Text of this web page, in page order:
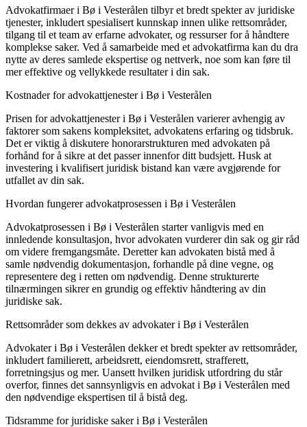
Advokatfirmaer i Bø i Vesterålen tilbyr et bredt spekter av juridiske
tjenester, inkludert spesialisert kunnskap innen ulike rettsområder,
tilgang til et team av erfarne advokater, og ressurser for å håndtere
komplekse saker. Ved å samarbeide med et advokatfirma kan du dra
nytte av deres samlede ekspertise og nettverk, noe som kan føre til
mer effektive og vellykkede resultater i din sak.
Kostnader for advokattjenester i Bø i Vesterålen
Prisen for advokattjenester i Bø i Vesterålen varierer avhengig av
faktorer som sakens kompleksitet, advokatens erfaring og tidsbruk.
Det er viktig å diskutere honorarstrukturen med advokaten på
forhånd for å sikre at det passer innenfor ditt budsjett. Husk at
investering i kvalifisert juridisk bistand kan være avgjørende for
utfallet av din sak.
Hvordan fungerer advokatprosessen i Bø i Vesterålen
Advokatprosessen i Bø i Vesterålen starter vanligvis med en
innledende konsultasjon, hvor advokaten vurderer din sak og gir råd
om videre fremgangsmåte. Deretter kan advokaten bistå med å
samle nødvendig dokumentasjon, forhandle på dine vegne, og
representere deg i retten om nødvendig. Denne strukturerte
tilnærmingen sikrer en grundig og effektiv håndtering av din
juridiske sak.
Rettsområder som dekkes av advokater i Bø i Vesterålen
Advokater i Bø i Vesterålen dekker et bredt spekter av rettsområder,
inkludert familierett, arbeidsrett, eiendomsrett, strafferett,
forretningsjus og mer. Uansett hvilken juridisk utfordring du står
overfor, finnes det sannsynligvis en advokat i Bø i Vesterålen med
den nødvendige ekspertisen til å bistå deg.
Tidsramme for juridiske saker i Bø i Vesterålen